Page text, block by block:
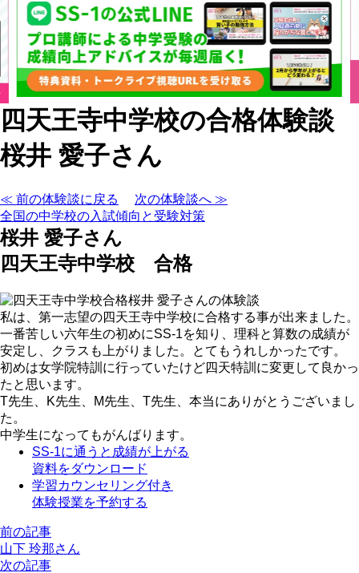
四天王寺中学校の合格体験談
桜井 愛子さん
≪ 前の体験談に戻る
次の体験談へ ≫
全国の中学校の入試傾向と受験対策
桜井 愛子さん
四天王寺中学校 合格
私は、第一志望の四天王寺中学校に合格する事が出来ました。
一番苦しい六年生の初めにSS-1を知り、理科と算数の成績が
安定し、クラスも上がりました。とてもうれしかったです。
初めは女学院特訓に行っていたけど四天特訓に変更して良かっ
たと思います。
T先生、K先生、M先生、T先生、本当にありがとうございまし
た。
中学生になってもがんばります。
SS-1に通うと成績が上がる
資料をダウンロード
学習カウンセリング付き
体験授業を予約する
前の記事
山下 玲那さん
次の記事